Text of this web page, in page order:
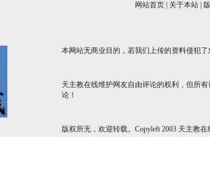
网站首页 关于本站
本网站无商业目的，若我们上传的资料侵犯
天主教在线维护网友自由评论的权利，但所
论！
版权所无，欢迎转载。Copyleft 2003 天主教